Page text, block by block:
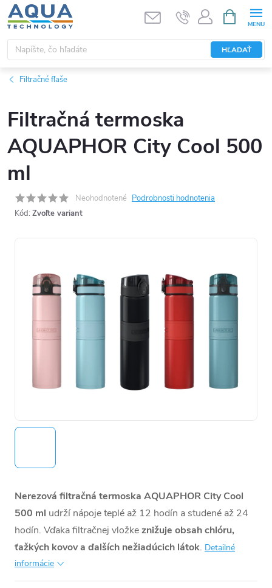
Prejsť
na
obsah
HĽADAŤ
KOŠÍK
Filtračné fľaše
Filtračná termoska
AQUAPHOR City Cool 500
ml
Neohodnotené Podrobnosti hodnotenia
Kód: Zvoľte variant
Nerezová filtračná termoska AQUAPHOR City Cool
500 ml udrží nápoje teplé až 12 hodín a studené až 24
hodín. Vďaka filtračnej vložkeznižuje obsah chlóru,
ťažkých kovov a ďalších nežiadúcich látok. Detailné
informácie